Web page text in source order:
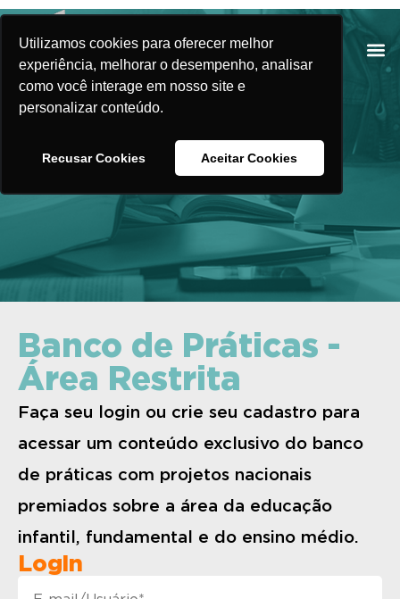
Utilizamos cookies para oferecer melhor
experiência, melhorar o desempenho, analisar
como você interage em nosso site e
personalizar conteúdo.
Recusar Cookies Aceitar Cookies
Banco de Práticas
Banco de Práticas -
Área Restrita
Faça seu login ou crie seu cadastro para
acessar um conteúdo exclusivo do banco
de práticas com projetos nacionais
premiados sobre a área da educação
infantil, fundamental e do ensino médio.
Login